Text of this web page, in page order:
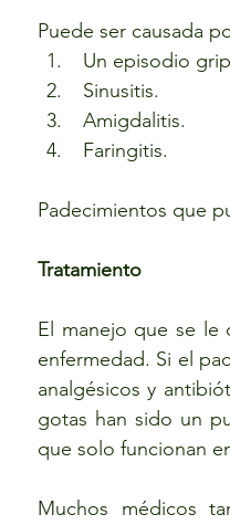
Puede ser causada
Un episodio
Sinusitis.
Amigdalitis.
Faringitis.
Padecimientos que
Tratamiento
El manejo que se le
enfermedad. Si el
analgésicos y
gotas han sido un
que solo funcionan
Muchos médicos